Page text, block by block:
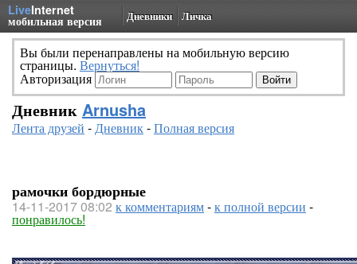
LiveInternet
мобильная версия Дневники Личка
Вы были перенаправлены на мобильную версию
страницы. Вернуться!
Авторизация
Дневник Arnusha
Лента друзей -Дневник-Полная версия
рамочки бордюрные
14-11-2017 08:02 к комментариям-к полной версии -
понравилось!